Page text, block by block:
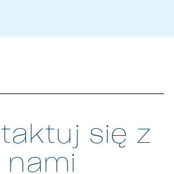
się z
nami